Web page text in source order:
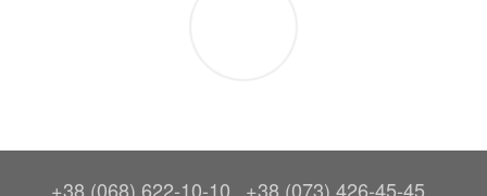
+38 (068) 622-10-10
+38 (073) 426-45-45